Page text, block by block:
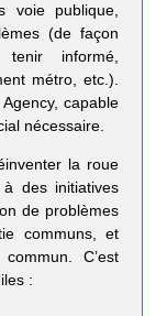
voie publique,
(de façon
informé,
métro, etc.).
capable
nécessaire.
la roue
des initiatives
de problèmes
communs, et
C’est
: